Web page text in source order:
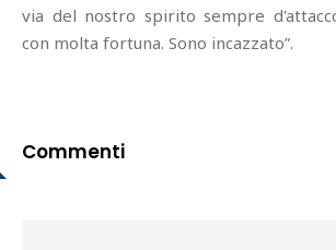
via del nostro spirito sempre
con molta fortuna. Sono incazzato”.
Commenti